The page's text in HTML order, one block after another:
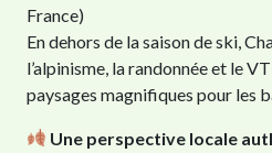
France)
En dehors de la saison de ski,
l’alpinisme, la randonnée et le
paysages magnifiques pour les
Une perspective locale